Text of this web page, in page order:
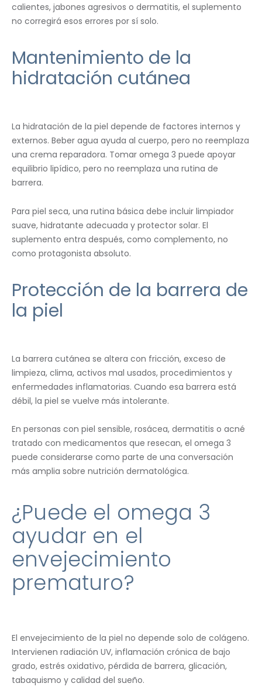
calientes, jabones agresivos o dermatitis, el suplemento
no corregirá esos errores por sí solo.
Mantenimiento de la
hidratación cutánea
La hidratación de la piel depende de factores internos y
externos. Beber agua ayuda al cuerpo, pero no reemplaza
una crema reparadora. Tomar omega 3 puede apoyar
equilibrio lipídico, pero no reemplaza una rutina de
barrera.
Para piel seca, una rutina básica debe incluir limpiador
suave, hidratante adecuada y protector solar. El
suplemento entra después, como complemento, no
como protagonista absoluto.
Protección de la barrera de
la piel
La barrera cutánea se altera con fricción, exceso de
limpieza, clima, activos mal usados, procedimientos y
enfermedades inflamatorias. Cuando esa barrera está
débil, la piel se vuelve más intolerante.
En personas con piel sensible, rosácea, dermatitis o acné
tratado con medicamentos que resecan, el omega 3
puede considerarse como parte de una conversación
más amplia sobre nutrición dermatológica.
¿Puede el omega 3
ayudar en el
envejecimiento
prematuro?
El envejecimiento de la piel no depende solo de colágeno.
Intervienen radiación UV, inflamación crónica de bajo
grado, estrés oxidativo, pérdida de barrera, glicación,
tabaquismo y calidad del sueño.